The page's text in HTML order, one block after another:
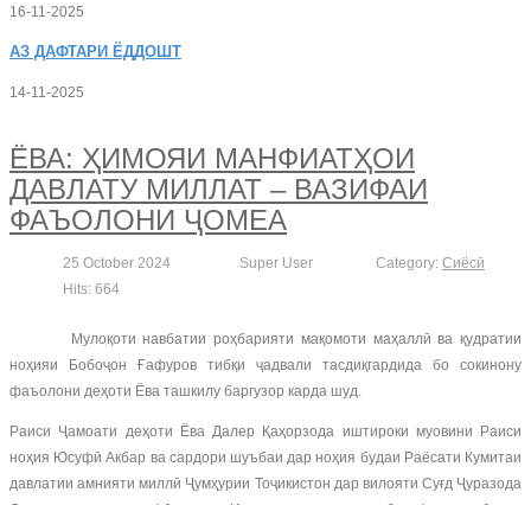
16-11-2025
АЗ ДАФТАРИ ЁДДОШТ
14-11-2025
ЁВА: ҲИМОЯИ МАНФИАТҲОИ
ДАВЛАТУ МИЛЛАТ – ВАЗИФАИ
ФАЪОЛОНИ ҶОМЕА
25 October 2024 Super User Category: Сиёсӣ
Hits: 664
Мулоқоти навбатии роҳбарияти мақомоти маҳаллӣ ва қудратии
ноҳияи Бобоҷон Ғафуров тибқи ҷадвали тасдиқгардида бо сокинону
фаъолони деҳоти Ёва ташкилу баргузор карда шуд.
Раиси Ҷамоати деҳоти Ёва Далер Қаҳорзода иштироки муовини Раиси
ноҳия Юсуфӣ Акбар ва сардори шуъбаи дар ноҳия будаи Раёсати Кумитаи
давлатии амнияти миллӣ Ҷумҳурии Тоҷикистон дар вилояти Суғд Ҷуразода